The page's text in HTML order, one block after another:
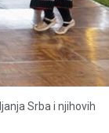
Srba i njihovih